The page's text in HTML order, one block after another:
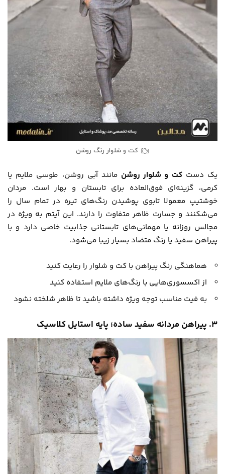
کت و شلوار رنگ روشن
یک دستکت و شلوار روشن مانند آبی روشن، طوسی ملایم یا
کرمی، گزینه‌ای فوق‌العاده برای تابستان و بهار است. مردان
خوشتیپ معمولا تابوی پوشیدن رنگ‌های تیره در تمام سال را
می‌شکنند و جسارت ظاهر متفاوت را دارند. این آیتم به ویژه در
مجالس روزانه یا مهمانی‌های تابستانی جذابیت خاصی دارد و با
پیراهن سفید یا رنگ متضاد بسیار زیبا می‌شود.
هماهنگی رنگ پیراهن با کت و شلوار را رعایت کنید
از اکسسوری‌هایی با رنگ‌های ملایم استفاده کنید
به فیت مناسب توجه ویژه داشته باشید تا ظاهر شلخته نشود
۳. پیراهن مردانه سفید ساده؛ پایه استایل کلاسیک